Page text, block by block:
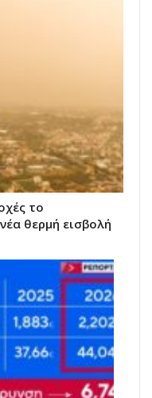
το
θερμή εισβολή